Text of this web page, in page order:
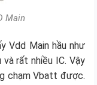
Main
Vdd Main hầu như
rất nhiều IC. Vậy
chạm Vbatt được.